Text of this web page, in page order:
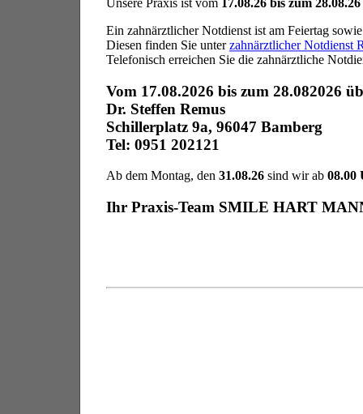
Unsere Praxis ist vom 17.08.26 bis zum 28.08.26
Ein zahnärztlicher Notdienst ist am Feiertag
Diesen finden Sie unterzahnärztlicher Notdienst
Telefonisch erreichen Sie die zahnärztliche
Vom 17.08.2026 bis zum 28.082026
Dr. Steffen Remus
Schillerplatz 9a, 96047 Bamberg
Tel: 0951 202121
Ab dem Montag, den 31.08.26sind wir ab 08.00
Ihr Praxis-Team SMILE HART